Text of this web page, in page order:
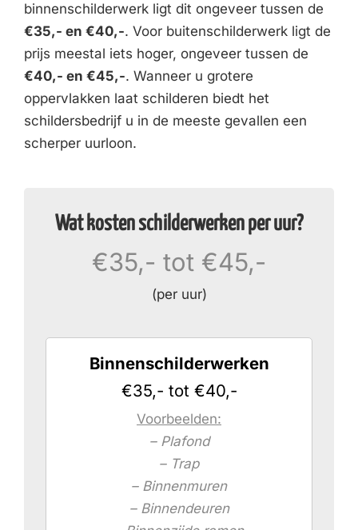
binnenschilderwerk ligt dit ongeveer tussen de
€35,- en €40,-. Voor buitenschilderwerk ligt de
prijs meestal iets hoger, ongeveer tussen de
€40,- en €45,-. Wanneer u grotere
oppervlakken laat schilderen biedt het
schildersbedrijf u in de meeste gevallen een
scherper uurloon.
Wat kosten schilderwerken per uur?
€35,- tot €45,-
(per uur)
Binnenschilderwerken
€35,- tot €40,-
Voorbeelden:
– Plafond
– Trap
– Binnenmuren
– Binnendeuren